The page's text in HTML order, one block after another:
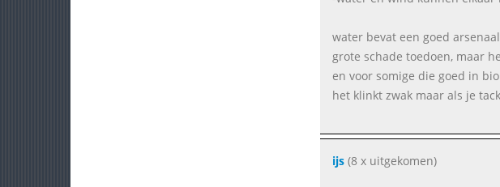
water bevat een goed
grote schade toedoen, maar
en voor somige die goed in
het klinkt zwak maar als je
ijs(8 x uitgekomen)